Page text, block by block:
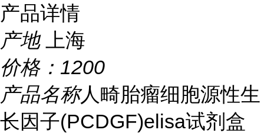
产品详情
产地
上海
价格： 1200
产品名称人畸胎瘤细胞源性生
长因子(PCDGF)elisa试剂盒